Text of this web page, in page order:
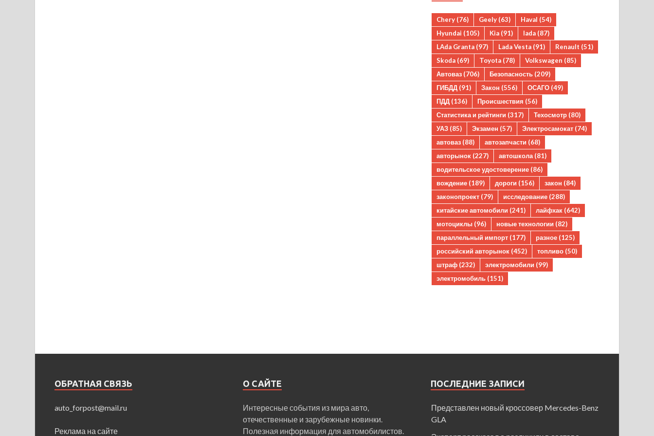
Chery (76) Geely (63) Haval (54)
Hyundai (105) Kia (91) lada (87)
LAda Granta (97) Lada Vesta (91) Renault (51)
Skoda (69) Toyota (78) Volkswagen (85)
Автоваз (706) Безопасность (209)
ГИБДД (91) Закон (556) ОСАГО (49)
ПДД (136) Происшествия (56)
Статистика и рейтинги (317) Техосмотр (80)
УАЗ (85) Экзамен (57) Электросамокат (74)
автоваз (88) автозапчасти (68)
авторынок (227) автошкола (81)
водительское удостоверение (86)
вождение (189) дороги (156) закон (84)
законопроект (79) исследование (288)
китайские автомобили (241) лайфхак (642)
мотоциклы (96) новые технологии (82)
параллельный импорт (177) разное (125)
российский авторынок (452) топливо (50)
штраф (232) электромобили (99)
электромобиль (151)
ОБРАТНАЯ СВЯЗЬ
auto_forpost@mail.ru
Реклама на сайте
О САЙТЕ
Интересные события из мира авто,
отечественные и зарубежные новинки.
Полезная информация для автомобилистов.
ПОСЛЕДНИЕ ЗАПИСИ
Представлен новый кроссовер Mercedes-Benz
GLA